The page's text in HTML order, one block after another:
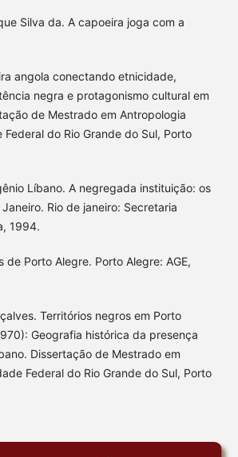
Silva da. A capoeira joga com a
angola conectando etnicidade,
negra e protagonismo cultural em
de Mestrado em Antropologia
Federal do Rio Grande do Sul, Porto
Líbano. A negregada instituição: os
Rio de janeiro: Secretaria
1994.
de Porto Alegre. Porto Alegre: AGE,
Territórios negros em Porto
Geografia histórica da presença
Dissertação de Mestrado em
Federal do Rio Grande do Sul, Porto